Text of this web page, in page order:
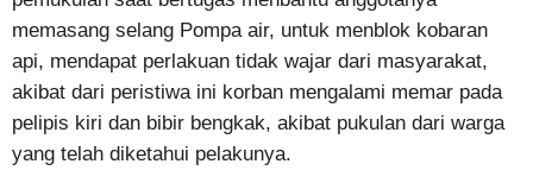
memasang selang Pompa air, untuk menblok kobaran
api, mendapat perlakuan tidak wajar dari masyarakat,
akibat dari peristiwa ini korban mengalami memar pada
pelipis kiri dan bibir bengkak, akibat pukulan dari warga
yang telah diketahui pelakunya.